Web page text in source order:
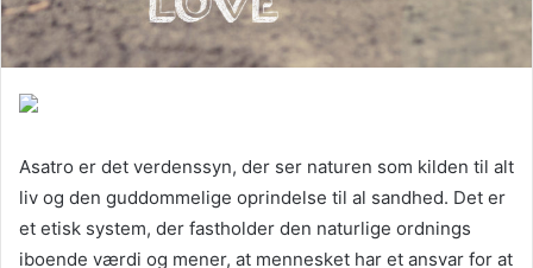
Asatro er det verdenssyn, der ser naturen som kilden til alt
liv og den guddommelige oprindelse til al sandhed. Det er
et etisk system, der fastholder den naturlige ordnings
iboende værdi og mener, at mennesket har et ansvar for at